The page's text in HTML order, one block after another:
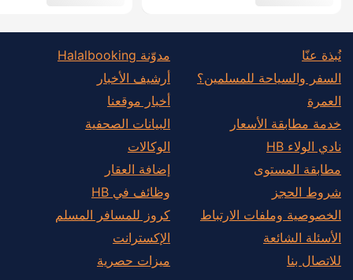
نُبذة عنّا
السفر والسياحة للمسلمين؟
العمرة
خدمة مطابقة الأسعار
نادي الولاء HB
مطابقة المستوى
شروط الحجز
الخصوصية وملفات الارتباط
الأسئلة الشائعة
للاتصال بنا
مدوّنة Halalbooking
أرشيف الأخبار
أخبار موقعنا
البيانات الصحفية
الوكالات
إضافة العقار
وظائف في HB
كروز للمسافر المسلم
الإكسترانت
ميزات حصرية